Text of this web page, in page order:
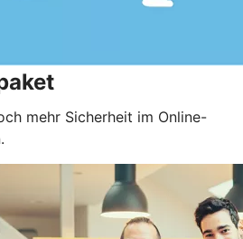
mehr Sicherheit im Online-